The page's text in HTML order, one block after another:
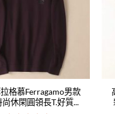
格慕Ferragamo男款
休閑圓領長T.好質...